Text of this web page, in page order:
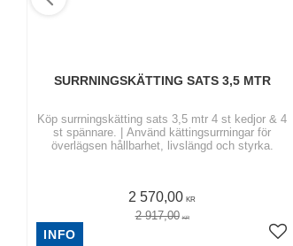
SURRNINGSKÄTTING SATS 3,5 MTR
Köp surrningskätting sats 3,5 mtr 4 st kedjor & 4
st spännare. | Använd kättingsurrningar för
överlägsen hållbarhet, livslängd och styrka.
2 570,00 KR
2 917,00 KR
INFO